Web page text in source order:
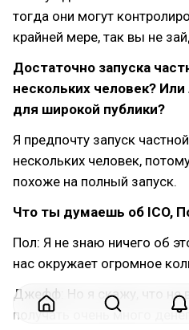
тогда они могут
крайней мере, так вы не
Достаточно запуска
нескольких человек?
для широкой публики?
Я предпочту запуск
нескольких человек,
похоже на полный запуск.
Что ты думаешь об ICO,
Пол: Я не знаю ничего об
нас окружает огромное
Джефф: Но я скажу, что не
получать очень много